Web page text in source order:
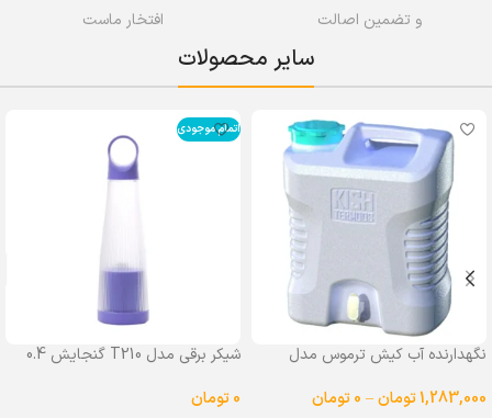
و تضمین اصالت افتخار ماست
سایر محصولات
نگهدارنده آب کیش ترموس مدل
1,283,000تومان–
0تومان
اتمام موجودی
شیکر برقی مدل T210 گنجایش 0.4
0تومان